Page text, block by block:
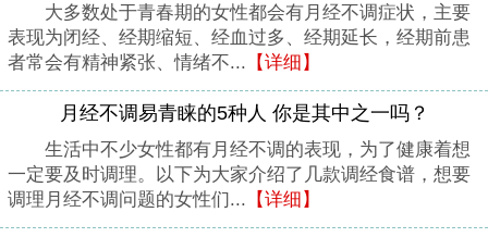
大多数处于青春期的女性都会有月经不调症状，主要
表现为闭经、经期缩短、经血过多、经期延长，经期前患
者常会有精神紧张、情绪不... 【详细】
月经不调易青睐的5种人 你是其中之一吗？
生活中不少女性都有月经不调的表现，为了健康着想
一定要及时调理。以下为大家介绍了几款调经食谱，想要
调理月经不调问题的女性们... 【详细】